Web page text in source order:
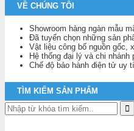
VỀ CHÚNG TÔI
Showroom hàng ngàn mẫu
Đã tuyển chọn những sản
Vật liệu công bố nguồn gốc,
Hệ thống đại lý và chi nhánh
Chế độ bảo hành điện tử uy
TÌM KIẾM SẢN PHẨM